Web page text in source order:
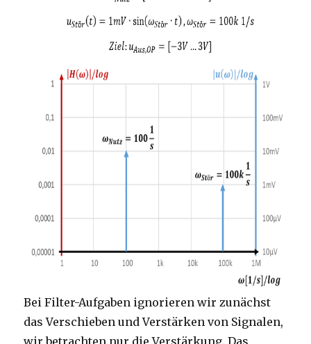
Bei Filter-Aufgaben ignorieren wir zunächst
das Verschieben und Verstärken von Signalen,
wir betrachten nur die Verstärkung. Das